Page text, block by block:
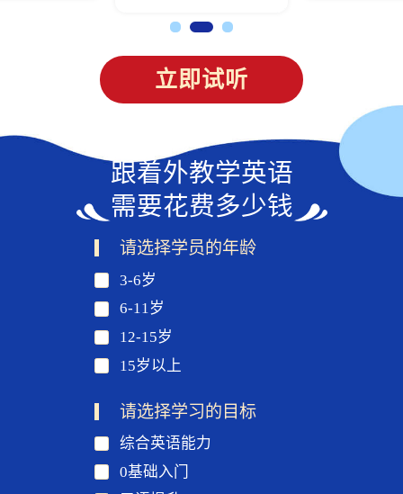
立即试听
跟着外教学英语
需要花费多少钱
请选择学员的年龄
3-6岁
6-11岁
12-15岁
15岁以上
请选择学习的目标
综合英语能力
0基础入门